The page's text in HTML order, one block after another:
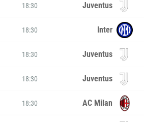
18:30 Juventus
18:30 Inter
18:30 Juventus
18:30 Juventus
18:30 AC Milan